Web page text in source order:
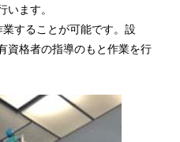
います。
することが可能です。設
資格者の指導のもと作業を行